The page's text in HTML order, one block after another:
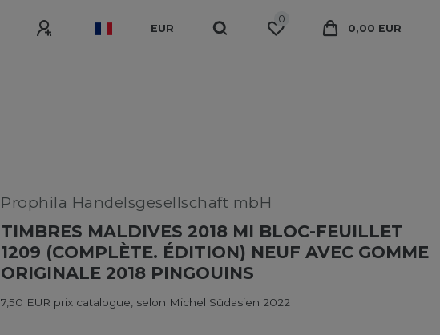
EUR
0
0,00 EUR
Prophila Handelsgesellschaft mbH
TIMBRES MALDIVES 2018 MI BLOC-FEUILLET
1209 (COMPLÈTE. ÉDITION) NEUF AVEC GOMME
ORIGINALE 2018 PINGOUINS
7,50 EUR prix catalogue, selon Michel Südasien 2022